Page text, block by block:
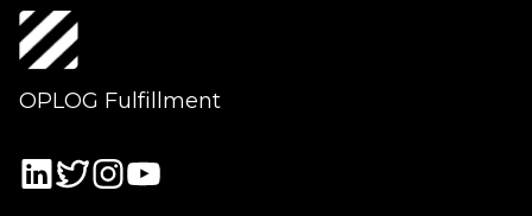
OPLOG Fulfillment